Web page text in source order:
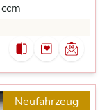
Neufahrzeug